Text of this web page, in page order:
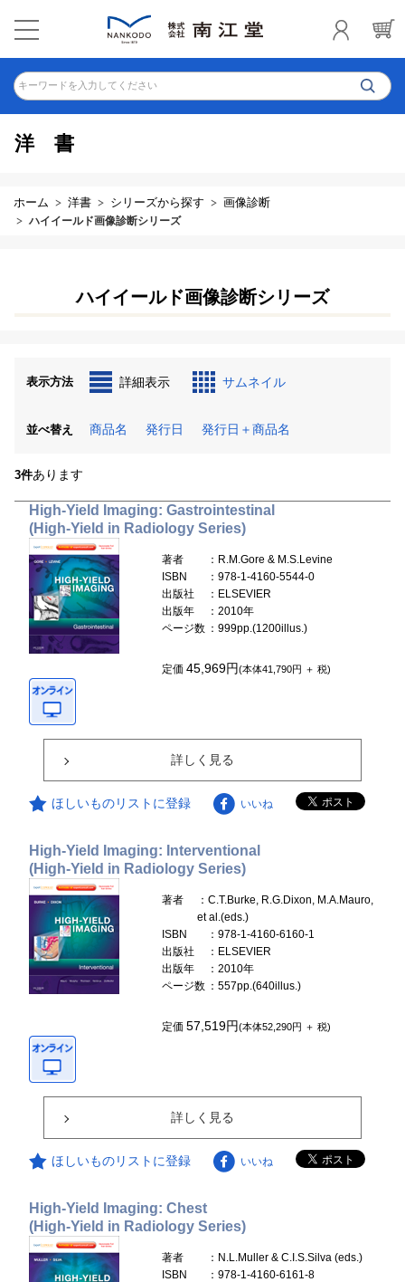
キーワードを入力してください
洋書
ホーム 洋書 シリーズから探す 画像診断
ハイイールド画像診断シリーズ
ハイイールド画像診断シリーズ
表示方法 詳細表示 サムネイル
並べ替え 商品名 発行日 発行日＋商品名
3件あります
High-Yield Imaging: Gastrointestinal
(High-Yield in Radiology Series)
著者
：R.M.Gore & M.S.Levine
ISBN
：978-1-4160-5544-0
出版社
：ELSEVIER
出版年
：2010年
ページ数 ：999pp.(1200illus.)
定価45,969円(本体41,790円 ＋ 税)
詳しく見る
ほしいものリストに登録 いいね
High-Yield Imaging: Interventional
(High-Yield in Radiology Series)
著者
：C.T.Burke, R.G.Dixon, M.A.Mauro,
et al.(eds.)
ISBN
：978-1-4160-6160-1
出版社
：ELSEVIER
出版年
：2010年
ページ数 ：557pp.(640illus.)
定価57,519円(本体52,290円 ＋ 税)
詳しく見る
ほしいものリストに登録 いいね
High-Yield Imaging: Chest
(High-Yield in Radiology Series)
著者
：N.L.Muller & C.I.S.Silva (eds.)
ISBN
：978-1-4160-6161-8